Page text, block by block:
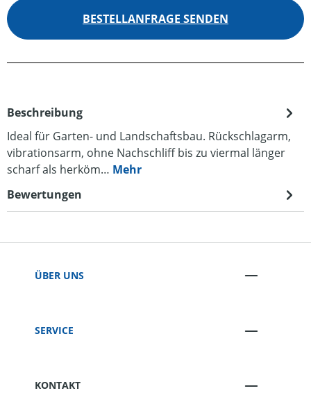
BESTELLANFRAGE SENDEN
Beschreibung
Ideal für Garten- und Landschaftsbau. Rückschlagarm,
vibrationsarm, ohne Nachschliff bis zu viermal länger
scharf als herköm… Mehr
Bewertungen
ÜBER UNS
SERVICE
KONTAKT